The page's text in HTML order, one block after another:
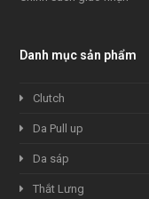
Danh mục sản phẩm
Clutch
Da Pull up
Da sáp
Thắt Lưng